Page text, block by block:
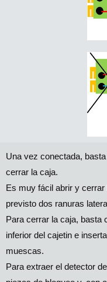
Una vez conectada,
cerrar la caja.
Es muy fácil abrir y
previsto dos ranuras
Para cerrar la caja, basta
inferior del cajetin e
muescas.
Para extraer el detector